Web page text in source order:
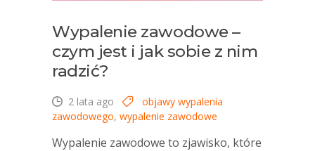
Wypalenie zawodowe –
czym jest i jak sobie z nim
radzić?
2 lata ago
objawy wypalenia
zawodowego, wypalenie zawodowe
Wypalenie zawodowe to zjawisko, które